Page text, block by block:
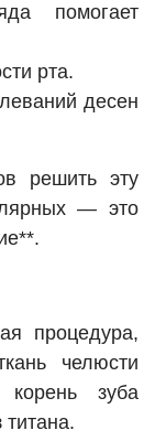
помогает
рта.
десен
решить эту
— это
процедура,
челюсти
корень зуба